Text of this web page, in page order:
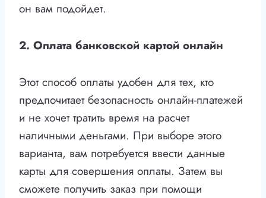
он вам подойдет.
2. Оплата банковской картой онлайн
Этот способ оплаты удобен для тех, кто
предпочитает безопасность онлайн-платежей
и не хочет тратить время на расчет
наличными деньгами. При выборе этого
варианта, вам потребуется ввести данные
карты для совершения оплаты. Затем вы
сможете получить заказ при помощи